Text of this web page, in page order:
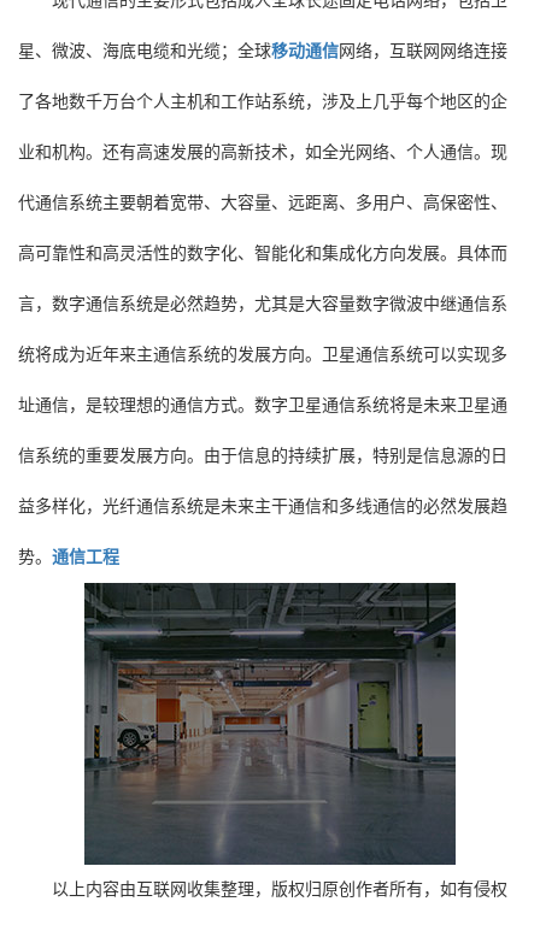
星、微波、海底电缆和光缆；全球移动通信网络，互联网网络连接
了各地数千万台个人主机和工作站系统，涉及上几乎每个地区的企
业和机构。还有高速发展的高新技术，如全光网络、个人通信。现
代通信系统主要朝着宽带、大容量、远距离、多用户、高保密性、
高可靠性和高灵活性的数字化、智能化和集成化方向发展。具体而
言，数字通信系统是必然趋势，尤其是大容量数字微波中继通信系
统将成为近年来主通信系统的发展方向。卫星通信系统可以实现多
址通信，是较理想的通信方式。数字卫星通信系统将是未来卫星通
信系统的重要发展方向。由于信息的持续扩展，特别是信息源的日
益多样化，光纤通信系统是未来主干通信和多线通信的必然发展趋
势。 通信工程
以上内容由互联网收集整理，版权归原创作者所有，如有侵权